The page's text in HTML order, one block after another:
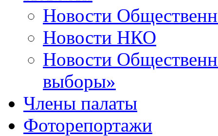
Новости
Новости НКО
Новости
выборы»
Члены палаты
Фоторепортажи